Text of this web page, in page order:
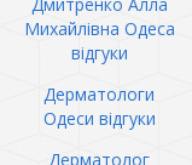
Михайлівна Одеса
відгуки
Дерматологи
Одеси відгуки
Дерматолог